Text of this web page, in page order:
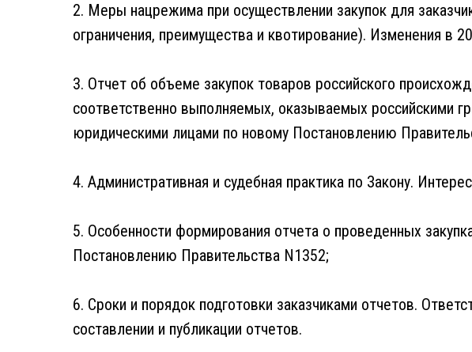
2. Меры нацрежима при осуществлении закупок для
ограничения, преимущества и квотирование). Изменения в
3. Отчет об объеме закупок товаров российского
соответственно выполняемых, оказываемых российскими
юридическими лицами по новому Постановлению
4. Административная и судебная практика по Закону.
5. Особенности формирования отчета о проведенных
Постановлению Правительства N1352;
6. Сроки и порядок подготовки заказчиками отчетов.
составлении и публикации отчетов.